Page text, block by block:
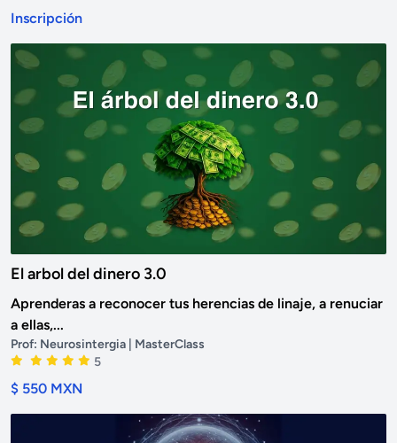
Inscripción
El arbol del dinero 3.0
Aprenderas a reconocer tus herencias de linaje, a renuciar
a ellas,...
Prof: Neurosintergia | MasterClass
5
$ 550 MXN